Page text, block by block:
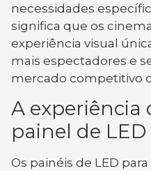
necessidades
significa que os
experiência visual
mais espectadores e
mercado competitivo
A experiência
painel de
Os painéis de LED